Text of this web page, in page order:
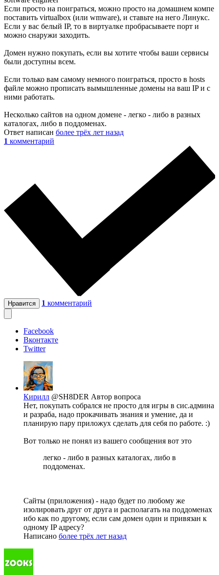
Если просто на поиграться, можно просто на домашнем компе
поставить virtualbox (или wmware), и ставьте на него Линукс.
Если у вас белый IP, то в виртуалке пробрасываете порт и
можно снаружи заходить.
Домен нужно покупать, если вы хотите чтобы ваши сервисы
были доступны всем.
Если только вам самому немного поиграться, просто в hosts
файле можно прописать вымышленные домены на ваш IP и с
ними работать.
Несколько сайтов на одном домене - легко - либо в разных
каталогах, либо в поддоменах.
Ответ написан более трёх лет назад
1 комментарий
Нравится 1 комментарий
Facebook
Вконтакте
Twitter
Кирилл @SH8DER Автор вопроса
Нет, покупать собрался не просто для игры в сис.админа
и разраба, надо прокачивать знания и умение, да и
планирую пару приложух сделать для себя по работе. :)
Вот только не понял из вашего сообщения вот это
легко - либо в разных каталогах, либо в
поддоменах.
Сайты (приложения) - надо будет по любому же
изолировать друг от друга и располагать на поддоменах
ибо как по другому, если сам домен один и привязан к
одному IP адресу?
Написано более трёх лет назад